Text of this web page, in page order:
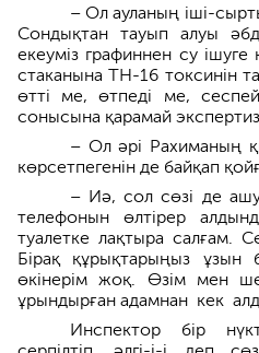
– Ол ауланың іші-сырты,
Сондықтан тауып алуы
екеуміз графиннен су ішуге
стаканына TH-16 токсинін
өтті ме, өтпеді ме,
сонысына қарамай
– Ол әрі Рахиманың
көрсетпегенін де байқап
– Иә, сол сөзі де
телефонын өлті­рер
туалетке лақтыра салғам.
Бірақ құрық­тарыңыз
өкінерім жоқ. Өзім мен
ұрындырған адамнан кек
Инспектор бір